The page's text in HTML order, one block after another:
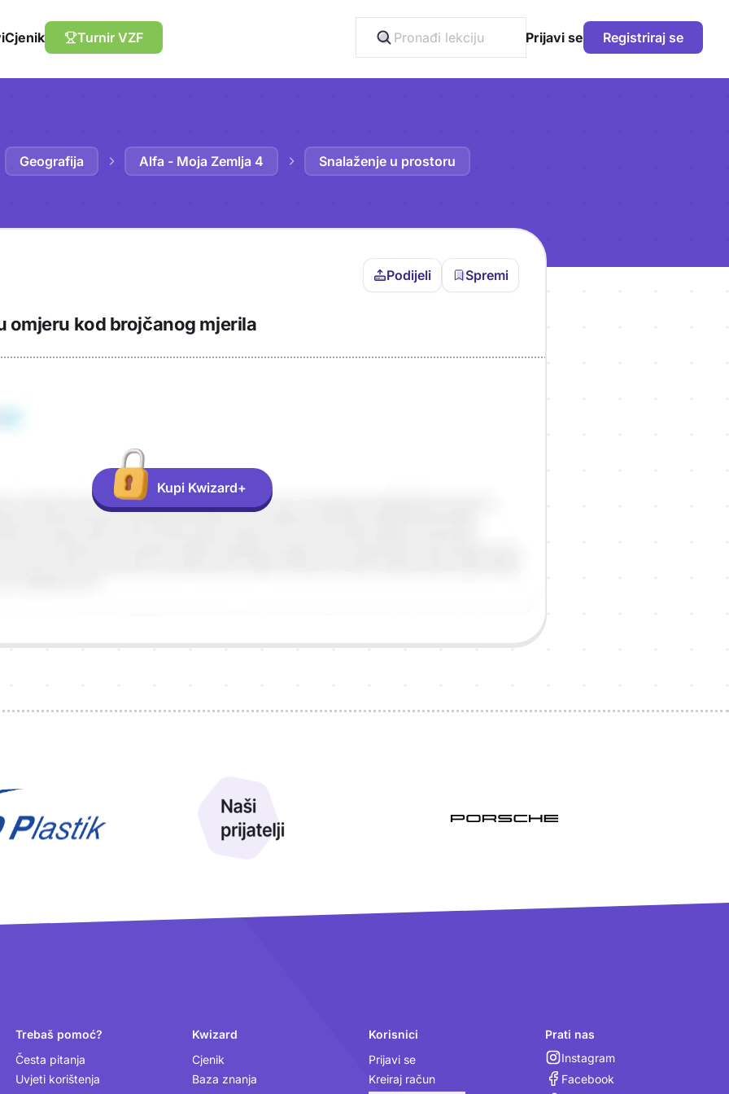
Cjenik Turnir VZF Prijavi se Registriraj se
Geografija Alfa - Moja Zemlja 4 Snalaženje u prostoru
Podijeli Spremi
omjeru kod brojčanog mjerila
Kupi Kwizard+
Trebaš pomoć?
Česta pitanja
Uvjeti korištenja
Kwizard
Cjenik
Baza znanja
Korisnici
Prijavi se
Kreiraj račun
Prati nas
Instagram
Facebook